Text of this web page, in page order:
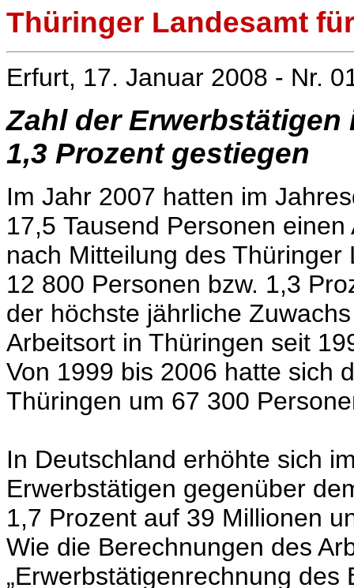
Thüringer Landesamt
Erfurt, 17. Januar 2008 - Nr.
Zahl der
1,3 Prozent gestiegen
Im Jahr 2007 hatten im
17,5 Tausend Personen
nach Mitteilung des
12 800 Personen bzw. 1,3
der höchste jährliche
Arbeitsort in Thüringen seit
Von 1999 bis 2006 hatte sich
Thüringen um 67 300
In Deutschland erhöhte sich
Erwerbstätigen gegenüber
1,7 Prozent auf 39 Millionen
Wie die Berechnungen des
„Erwerbstätigenrechnung des